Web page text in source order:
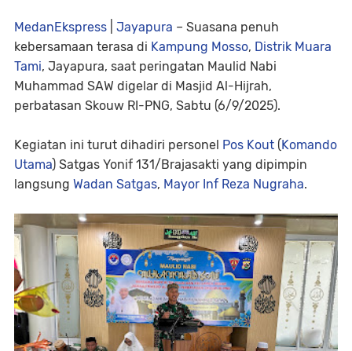
MedanEkspress Jayapura – Suasana penuh
kebersamaan terasa di Kampung Mosso, Distrik Muara
Tami, Jayapura, saat peringatan Maulid Nabi
Muhammad SAW digelar di Masjid Al-Hijrah,
perbatasan Skouw RI-PNG, Sabtu (6/9/2025).
Kegiatan ini turut dihadiri personel Pos Kout (Komando
Utama) Satgas Yonif 131/Brajasakti yang dipimpin
langsung Wadan Satgas, Mayor Inf Reza Nugraha.